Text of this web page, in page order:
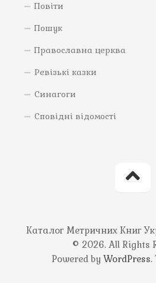
Повіти
Пошук
Православна церква
Ревізькі казки
Синагоги
Сповідні відомості
Каталог Метричних Книг
© 2026. All Rights
Powered by WordPress.